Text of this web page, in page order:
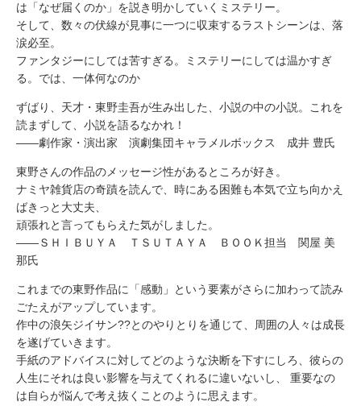
は「なぜ届くのか」を説き明かしていくミステリー。
そして、数々の伏線が見事に一つに収束するラストシーンは、落
涙必至。
ファンタジーにしては苦すぎる。ミステリーにしては温かすぎ
る。では、一体何なのか
ずばり、天才・東野圭吾が生み出した、小説の中の小説。これを
読まずして、小説を語るなかれ！
——劇作家・演出家 演劇集団キャラメルボックス 成井 豊氏
東野さんの作品のメッセージ性があるところが好き。
ナミヤ雑貨店の奇蹟を読んで、時にある困難も本気で立ち向かえ
ばきっと大丈夫、
頑張れと言ってもらえた気がしました。
——ＳＨＩＢＵＹＡ ＴＳＵＴＡＹＡ ＢＯＯＫ担当 関屋 美
那氏
これまでの東野作品に「感動」という要素がさらに加わって読み
ごたえがアップしています。
作中の浪矢ジイサン??とのやりとりを通じて、周囲の人々は成長
を遂げていきます。
手紙のアドバイスに対してどのような決断を下すにしろ、彼らの
人生にそれは良い影響を与えてくれるに違いないし、 重要なの
は自らが悩んで考え抜くことのように思えます。